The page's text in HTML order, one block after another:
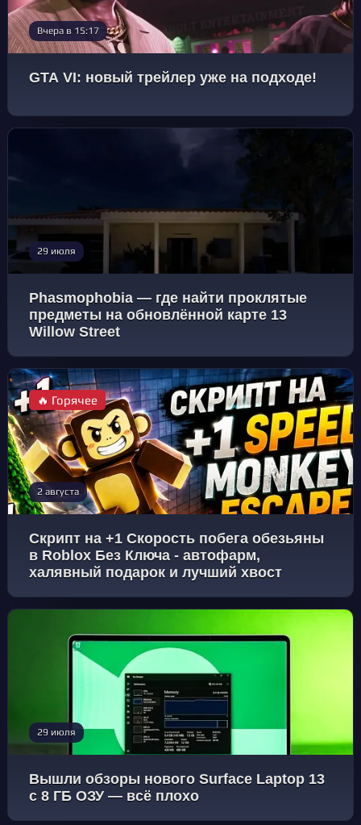
Вчера в 15:17
GTA VI: новый трейлер уже на подходе!
29 июля
Phasmophobia — где найти проклятые
предметы на обновлённой карте 13
Willow Street
🔥 Горячее
2 августа
Скрипт на +1 Скорость побега обезьяны
в Roblox Без Ключа - автофарм,
халявный подарок и лучший хвост
29 июля
Вышли обзоры нового Surface Laptop 13
с 8 ГБ ОЗУ — всё плохо